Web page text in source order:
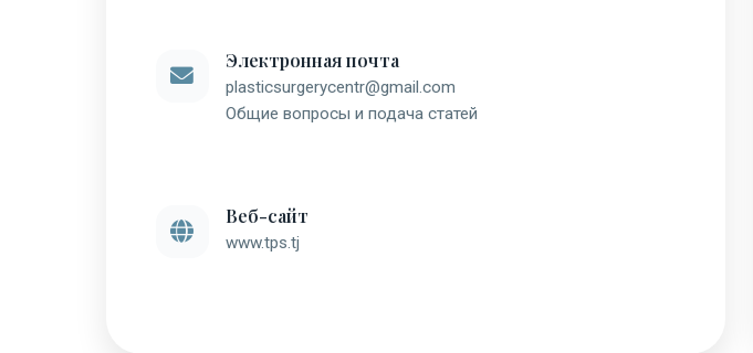
Электронная почта
plasticsurgerycentr@gmail.com
Общие вопросы и подача статей
Веб-сайт
www.tps.tj